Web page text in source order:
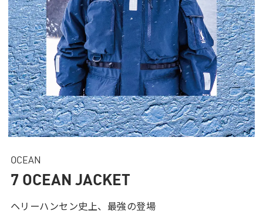
OCEAN
7 OCEAN JACKET
ヘリーハンセン史上、最強の登場